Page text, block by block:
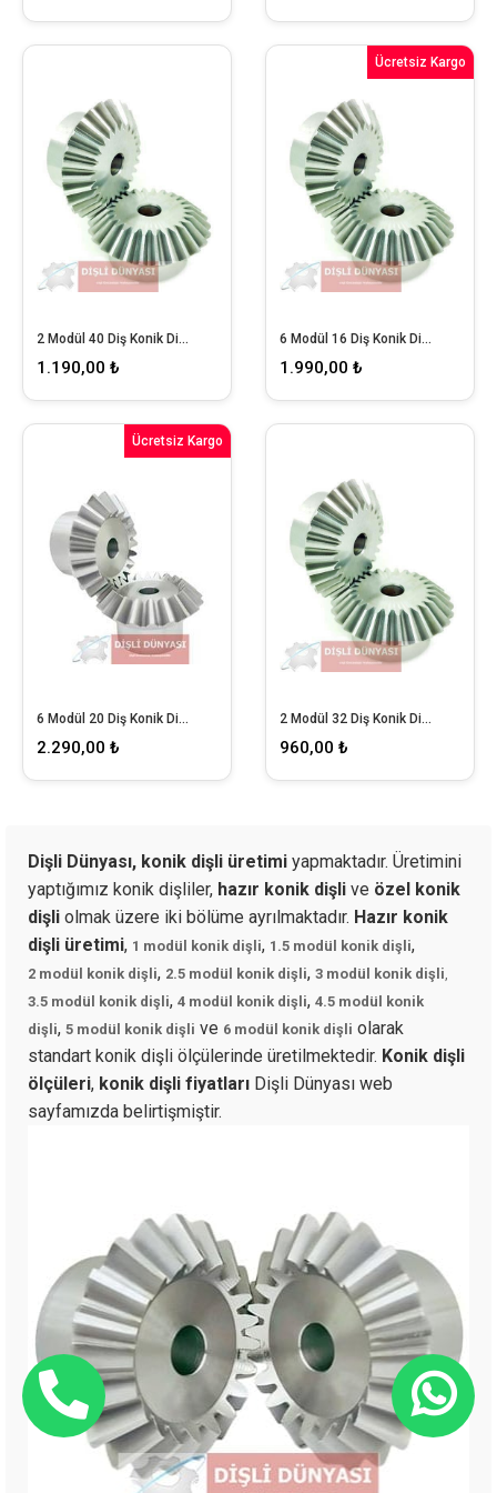
2 Modül 40 Diş Konik Dişli
1.190,00 ₺
6 Modül 16 Diş Konik Dişli
1.990,00 ₺
Ücretsiz Kargo
6 Modül 20 Diş Konik Dişli
2.290,00 ₺
Ücretsiz Kargo
2 Modül 32 Diş Konik Dişli
960,00 ₺
Dişli Dünyası, konik dişli üretimi yapmaktadır. Üretimini
yaptığımız konik dişliler, hazır konik dişli ve özel konik
dişli olmak üzere iki bölüme ayrılmaktadır. Hazır konik
dişli üretimi, 1 modül konik dişli, 1.5 modül konik dişli,
2 modül konik dişli, 2.5 modül konik dişli, 3 modül konik dişli
3.5 modül konik dişli, 4 modül konik dişli, 4.5 modül konik
dişli, 5 modül konik dişli ve 6 modül konik dişli olarak
standart konik dişli ölçülerinde üretilmektedir. Konik dişli
ölçüleri, konik dişli fiyatları Dişli Dünyası web
sayfamızda belirtişmiştir.